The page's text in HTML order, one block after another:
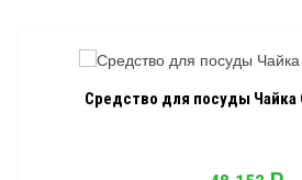
Средство для посуды Чайка